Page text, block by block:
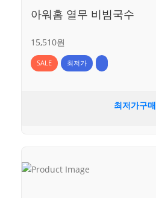
아워홈 열무 비빔국수
15,510원
SALE 최저가
최저가구매